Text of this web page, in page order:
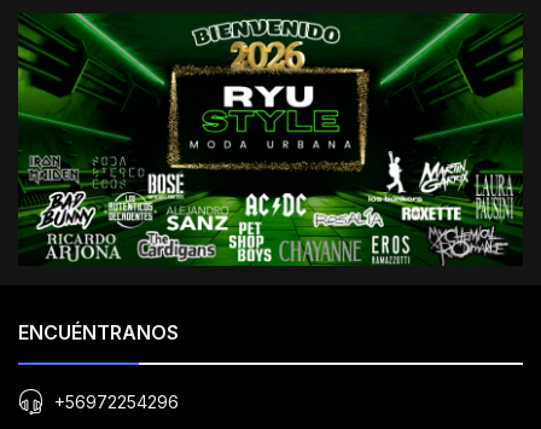
ENCUÉNTRANOS
+56972254296